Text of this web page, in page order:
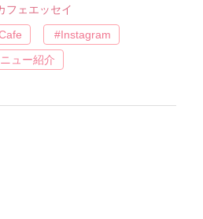
フェエッセイ
Instagram
ュー紹介